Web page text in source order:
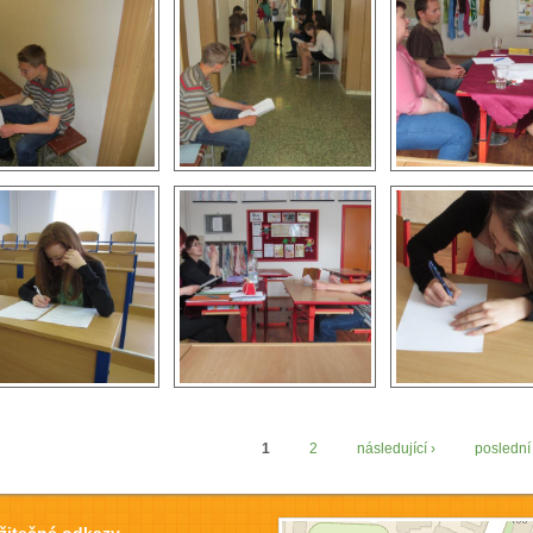
1 2 následující › poslední